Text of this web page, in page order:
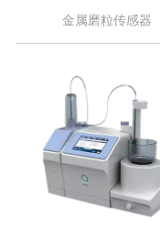
金属磨粒传感器